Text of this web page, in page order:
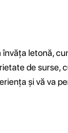
letonă,
de surse,
și vă va